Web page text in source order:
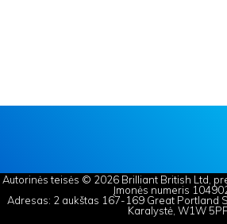
Autorinės teisės © 2026 Brilliant British Ltd,
Įmonės numeris
Adresas: 2 aukštas 167-169 Great Portland
Karalystė, W1W 5PF